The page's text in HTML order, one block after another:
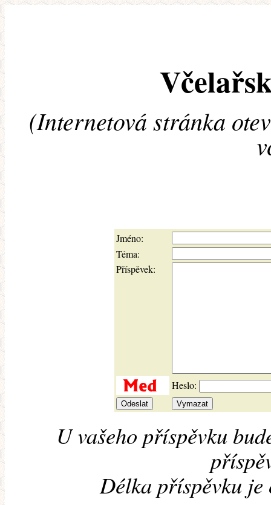
(Internetová stránka
Jméno:
Téma:
Příspěvek:
Heslo:
U vašeho příspěvku
Délka příspěvku je